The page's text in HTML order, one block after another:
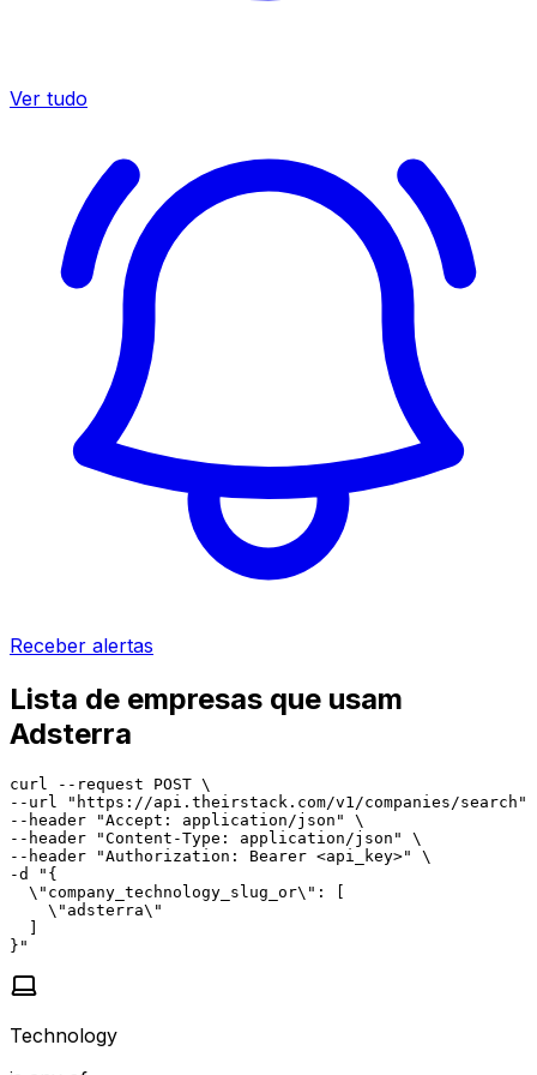
Ver tudo
Receber alertas
Lista de empresas que usam
Adsterra
curl --request POST \
--url "https://api.theirstack.com/v1/companies/search"
--header "Accept: application/json" \
--header "Content-Type: application/json" \
--header "Authorization: Bearer <api_key>" \
-d "{
  \"company_technology_slug_or\": [
    \"adsterra\"
  ]
}"
Technology